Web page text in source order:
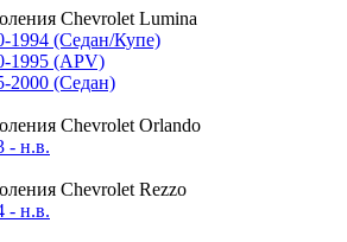
Chevrolet Lumina
1994 (Седан/Купе)
1995 (APV)
2000 (Седан)
Chevrolet Orlando
- н.в.
Chevrolet Rezzo
- н.в.